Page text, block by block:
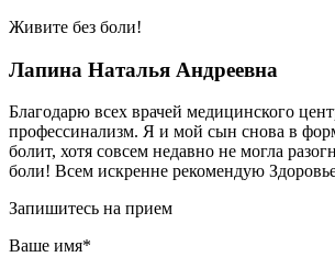
Живите без боли!
Лапина Наталья Андреевна
Благодарю всех врачей медицинского
профессинализм. Я и мой сын снова в
болит, хотя совсем недавно не могла
боли! Всем искренне рекомендую
Запишитесь на прием
Ваше имя*